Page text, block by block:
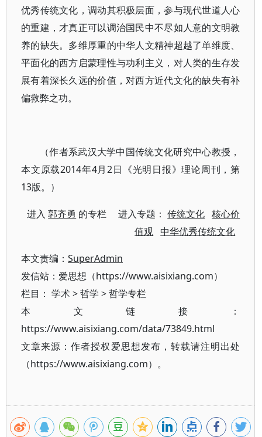
优秀传统文化，调动其积极层面，参与现代世道人心
的重建，才真正可以调治国民中不尽如人意的文明教
养的缺失。多维厚重的中华人文精神超越了单维度、
平面化的西方启蒙理性与功利主义，对人类的生存发
展有着深长久远的价值，对西方近代文化的缺失有补
偏救弊之功。
（作者系武汉大学中国传统文化研究中心教授，
本文原载2014年4月2日《光明日报》理论周刊，第
13版。）
进入郭齐勇 的专栏 进入专题：传统文化 核心价
值观 中华优秀传统文化
本文责编： SuperAdmin
发信站：爱思想（https://www.aisixiang.com）
栏目： 学术>哲学 >哲学专栏
本文链接：
https://www.aisixiang.com/data/73849.html
文章来源：作者授权爱思想发布，转载请注明出处
（https://www.aisixiang.com）。